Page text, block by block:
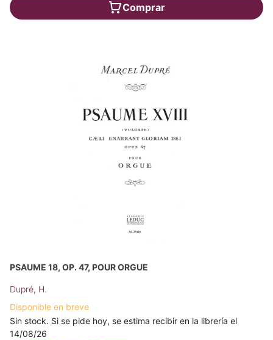
Comprar
PSAUME 18, OP. 47, POUR ORGUE
Dupré, H.
Disponible en breve
Sin stock. Si se pide hoy, se estima recibir en la librería el
14/08/26